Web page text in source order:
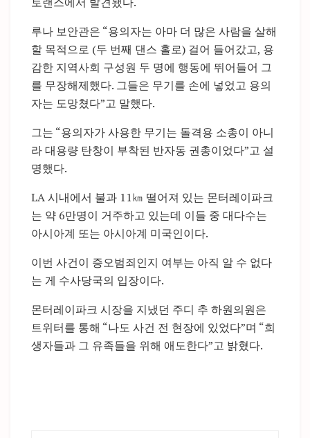
루나 보안관은 “용의자는 아마 더 많은 사람을 살해
할 목적으로 (두 번째 댄스 홀로) 걸어 들어갔고, 용
감한 지역사회 구성원 두 명에 행동에 뛰어들어 그
를 무장해제했다. 그들은 무기를 손에 넣었고 용의
자는 도망쳤다”고 말했다.
그는 “용의자가 사용한 무기는 돌격용 소총이 아니
라 대용량 탄창이 부착된 반자동 권총이었다”고 설
명했다.
LA 시내에서 불과 11㎞ 떨어져 있는 몬터레이파크
는 약 6만명이 거주하고 있는데 이들 중 대다수는
아시아계 또는 아시아계 미국인이다.
이번 사건이 증오범죄인지 여부는 아직 알 수 없다
는 게 수사당국의 입장이다.
몬터레이파크 시장을 지냈던 주디 추 하원의원은
트위터를 통해 “나도 사건 전 현장에 있었다”며 “희
생자들과 그 유족들을 위해 애도한다”고 밝혔다.